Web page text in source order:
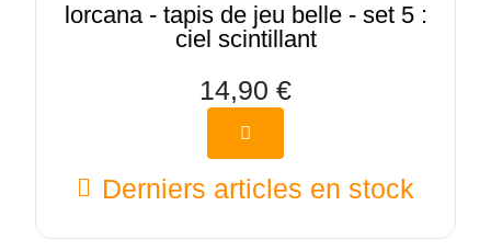
lorcana - tapis de jeu belle - set 5 :
ciel scintillant
14,90 €
Derniers articles en stock